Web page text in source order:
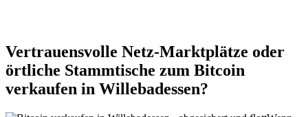
Vertrauensvolle Netz-Marktplätze oder
örtliche Stammtische zum Bitcoin
verkaufen in Willebadessen?